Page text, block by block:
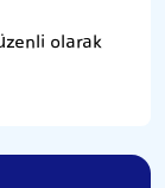
olarak